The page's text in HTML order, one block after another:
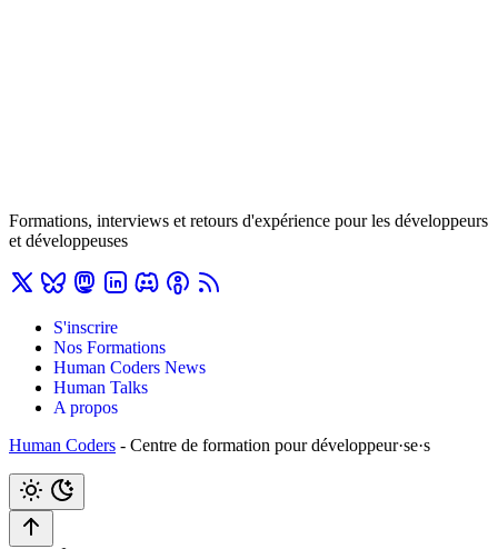
Formations, interviews et retours d'expérience pour les développeurs
et développeuses
S'inscrire
Nos Formations
Human Coders News
Human Talks
A propos
Human Coders - Centre de formation pour développeur·se·s